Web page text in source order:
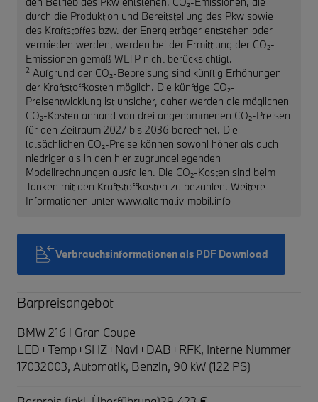
durch die Produktion und Bereitstellung des Pkw sowie
des Kraftstoffes bzw. der Energieträger entstehen oder
vermieden werden, werden bei der Ermittlung der CO₂-
Emissionen gemäß WLTP nicht berücksichtigt.
2 Aufgrund der CO₂-Bepreisung sind künftig Erhöhungen
der Kraftstoffkosten möglich. Die künftige CO₂-
Preisentwicklung ist unsicher, daher werden die möglichen
CO₂-Kosten anhand von drei angenommenen CO₂-Preisen
für den Zeitraum 2027 bis 2036 berechnet. Die
tatsächlichen CO₂-Preise können sowohl höher als auch
niedriger als in den hier zugrundeliegenden
Modellrechnungen ausfallen. Die CO₂-Kosten sind beim
Tanken mit den Kraftstoffkosten zu bezahlen. Weitere
Informationen unter www.alternativ-mobil.info
Verbrauchsinformationen als PDF Download
Barpreisangebot
BMW 216 i Gran Coupe
LED+Temp+SHZ+Navi+DAB+RFK, Interne Nummer
17032003, Automatik, Benzin, 90 kW (122 PS)